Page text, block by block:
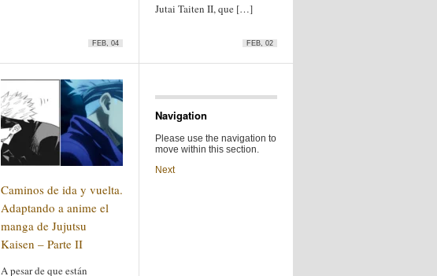
FEB, 04
Jutai Taiten II, que […]
FEB, 02
Caminos de ida y vuelta.
Adaptando a anime el
manga de Jujutsu
Kaisen – Parte II
A pesar de que están
Navigation
Please use the navigation to
move within this section.
Next